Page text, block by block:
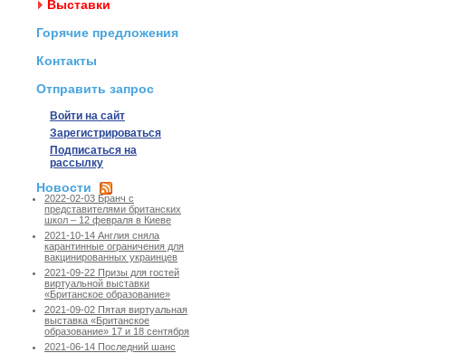
Выставки
Горячие предложения
Контакты
Отправить запрос
Войти на сайт
Зарегистрироваться
Подписаться на
рассылку
Новости
2022-02-03 Бранч с
представителями британских
школ – 12 февраля в Киеве
2021-10-14 Англия сняла
карантинные ограничения для
вакцинированных украинцев
2021-09-22 Призы для гостей
виртуальной выставки
«Британское образование»
2021-09-02 Пятая виртуальная
выставка «Британское
образование» 17 и 18 сентября
2021-06-14 Последний шанс